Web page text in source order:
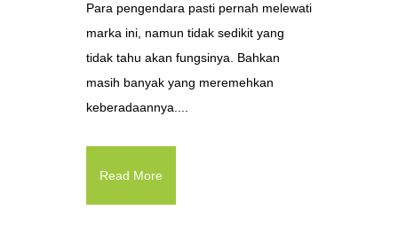
Para pengendara pasti pernah melewati
marka ini, namun tidak sedikit yang
tidak tahu akan fungsinya. Bahkan
masih banyak yang meremehkan
keberadaannya....
Read More